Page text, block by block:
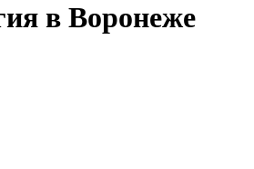
в Воронеже